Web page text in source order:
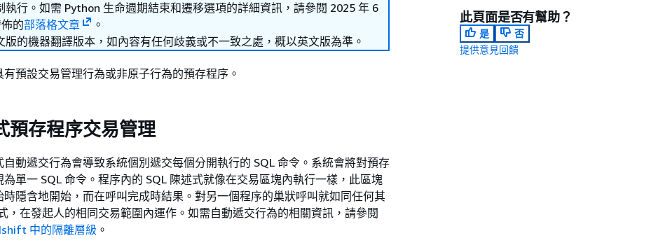
執行。如需 Python 生命週期結束和遷移選項的詳細資訊，請參閱 2025 年 6
的部落格文章
。
版的機器翻譯版本，如內容有任何歧義或不一致之處，概以英文版為準。
預設交易管理行為或非原子行為的預存程序。
預存程序交易管理
自動遞交行為會導致系統個別遞交每個分開執行的 SQL 命令。系統會將對預存
單一 SQL 命令。程序內的 SQL 陳述式就像在交易區塊內執行一樣，此區塊
時隱含地開始，而在呼叫完成時結果。對另一個程序的巢狀呼叫就如同任何其
，在發起人的相同交易範圍內運作。如需自動遞交行為的相關資訊，請參閱
中的隔離層級 。
此頁面是否有幫助？
是
否
提供意見回饋